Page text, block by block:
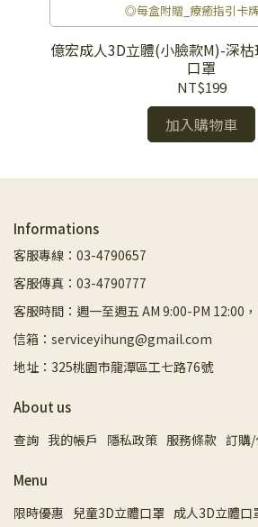
◎每盒附贈_療癒指引卡
◎V型小臉，優雅美型
◎修飾臉型，一秒變小
◎包覆性極佳，完整貼合臉
◎3D立體造型，呼吸空間
◎極舒適親膚層，不沾底
◎多款顏色口罩也可以變成日常
億宏成人3D立體(小臉款M)-深
口罩
NT$199
加入購物車
Informations
客服專線：03-4790657
客服傳真：03-4790777
客服時間：週一至週五 AM 9:00-PM 12:00
信箱：serviceyihung@gmail.com
地址：325桃園市龍潭區工七路76號
About us
查詢 我的帳戶 隱私政策 服務條款 訂購
Menu
限時優惠 兒童3D立體口罩 成人3D立體口